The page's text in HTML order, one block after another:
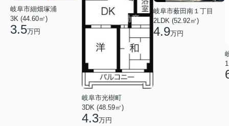
岐阜市細畑塚浦
3K (44.60㎡)
3.5万円
岐阜市光樹町
3DK (48.59㎡)
4.3万円
岐阜市薮田南１丁目
2LDK (52.92㎡)
4.9万円